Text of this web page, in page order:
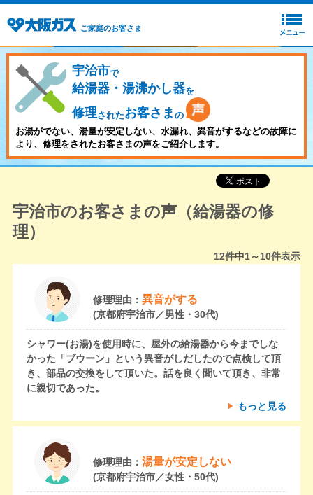
ご家庭のお客さま
宇治市で
給湯器・湯沸かし器を
修理されたお客さま の
お湯がでない、湯量が安定しない、水漏れ、異音がするなどの故障に
より、修理をされたお客さまの声をご紹介します。
宇治市のお客さまの声（給湯器の修
理）
12件中1～10件表示
修理理由： 異音がする
(京都府宇治市／男性・30代)
シャワー(お湯)を使用時に、屋外の給湯器から今までしな
かった「ブウーン」という異音がしだしたので点検して頂
き、部品の交換をして頂いた。話を良く聞いて頂き、非常
に親切であった。
もっと見る
修理理由： 湯量が安定しない
(京都府宇治市／女性・50代)